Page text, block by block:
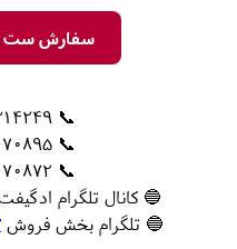
سفارش ست
📞 09197314249
📞 02186070895
📞 02186070872
🔵 کانال تلگرام
🔵 تلگرام بخش فروش